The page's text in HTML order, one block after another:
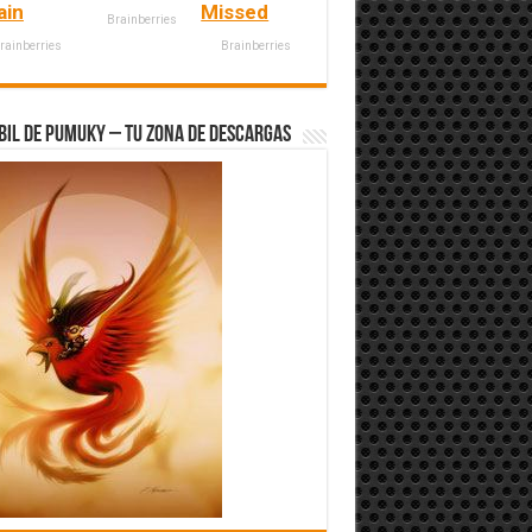
Brainberries
Missed
Brainberries
de Pumuky – Tu zona de Descargas